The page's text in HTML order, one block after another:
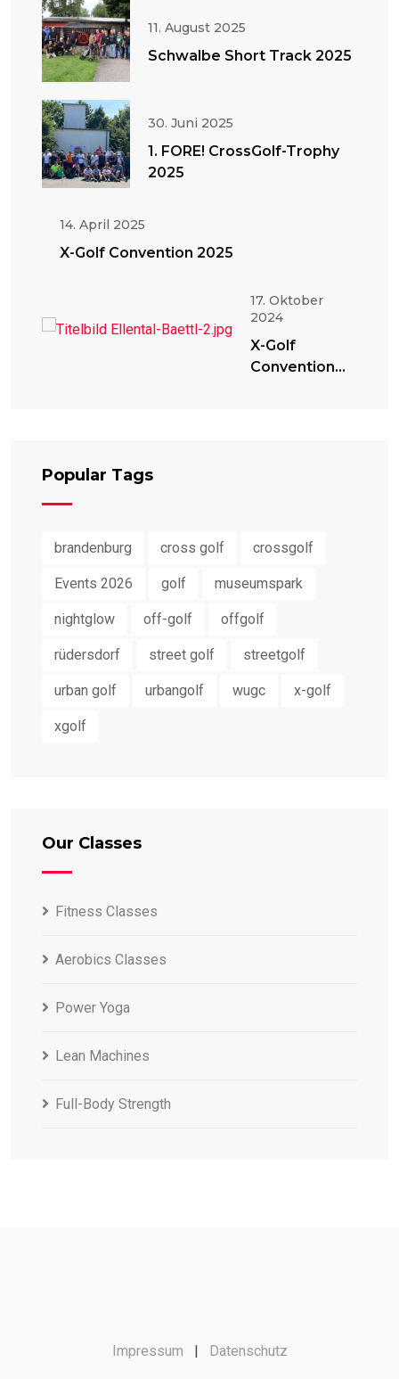
11. August 2025
Schwalbe Short Track 2025
30. Juni 2025
1. FORE! CrossGolf-Trophy
2025
14. April 2025
X-Golf Convention 2025
17. Oktober
2024
X-Golf
Convention
Popular Tags
brandenburg cross golf crossgolf
Events 2026 golf museumspark
nightglow off-golf offgolf
rüdersdorf street golf streetgolf
urban golf urbangolf wugc x-golf
xgolf
Our Classes
Fitness Classes
Aerobics Classes
Power Yoga
Lean Machines
Full-Body Strength
Impressum | Datenschutz